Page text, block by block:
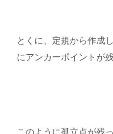
とくに、定規から作成
にアンカーポイントが